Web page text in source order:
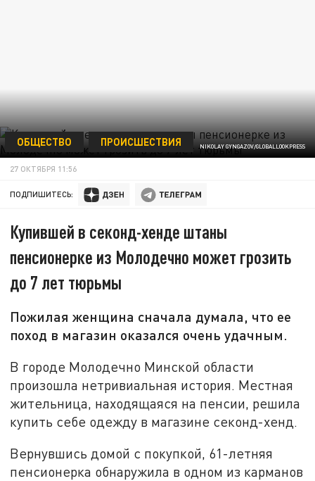
NIKOLAY GYNGAZOV/GLOBALLOOKPRESS
ОБЩЕСТВО ПРОИСШЕСТВИЯ
27 ОКТЯБРЯ 11:56
ПОДПИШИТЕСЬ:
Купившей в секонд-хенде штаны
пенсионерке из Молодечно может грозить
до 7 лет тюрьмы
Пожилая женщина сначала думала, что ее
поход в магазин оказался очень удачным.
В городе Молодечно Минской области
произошла нетривиальная история. Местная
жительница, находящаяся на пенсии, решила
купить себе одежду в магазине секонд-хенд.
Вернувшись домой с покупкой, 61-летняя
пенсионерка обнаружила в одном из карманов